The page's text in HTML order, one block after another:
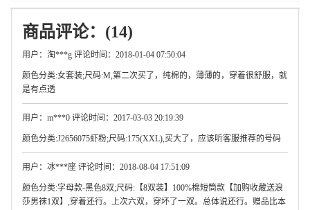
商品评论：(14)
用户：淘***g 评论时间：2018-01-04 07:50:04
颜色分类:女套装;尺码:M,第二次买了，纯棉的，薄薄的，穿着很舒服，就
是有点透
用户：m***0 评论时间：2017-03-03 20:19:39
颜色分类:J2656075虾粉;尺码:175(XXL),买大了，应该听客服推荐的号码
用户：冰***座 评论时间：2018-08-04 17:51:09
颜色分类:字母款-黑色8双;尺码:【8双装】100%棉短筒款【加购收藏送浪
莎男袜1双】,穿着还行。上次六双，穿坏了一双。总体说还行。赠品比本